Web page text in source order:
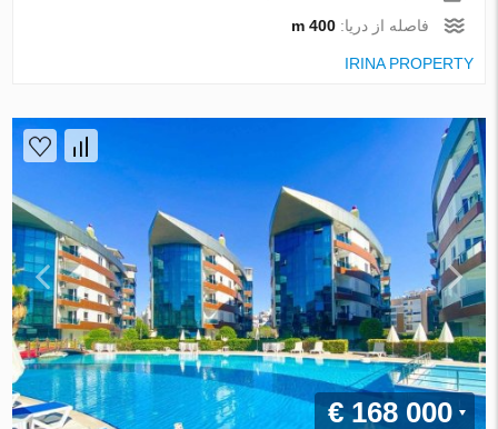
فاصله از دریا:400 m
IRINA PROPERTY
€ 168 000